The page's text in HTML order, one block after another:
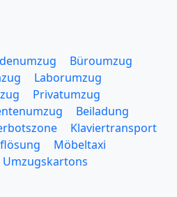
Büroumzug
Laborumzug
Privatumzug
Beiladung
Klaviertransport
Möbeltaxi
Umzugskartons